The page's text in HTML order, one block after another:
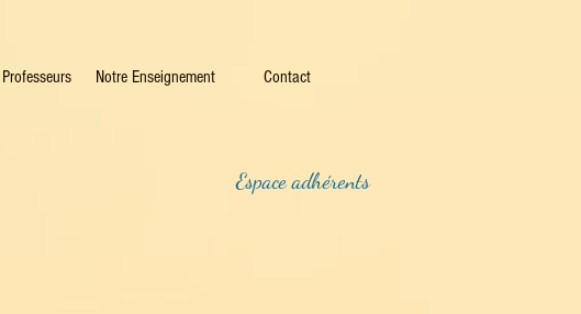
Notre Enseignement Contact
Espace adhérents